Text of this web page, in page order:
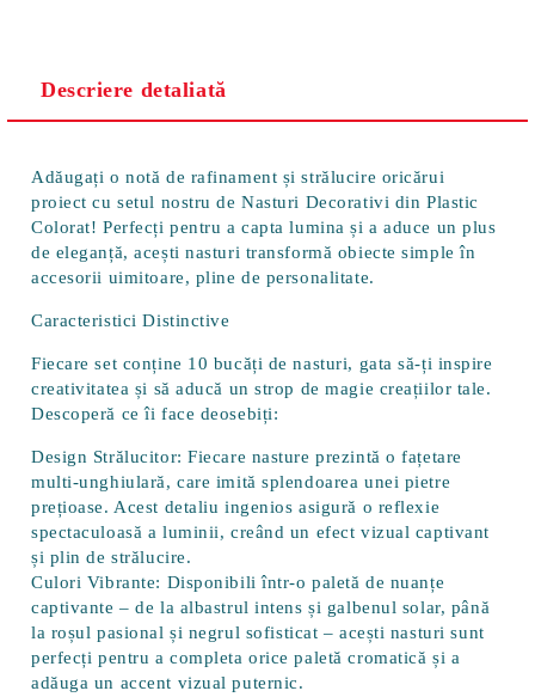
Descriere detaliată
Adăugați o notă de rafinament și strălucire oricărui
proiect cu setul nostru deNasturi Decorativi din Plastic
Colorat! Perfecți pentru a capta lumina și a aduce un plus
de eleganță, acești nasturi transformă obiecte simple în
accesorii uimitoare, pline de personalitate.
Caracteristici Distinctive
Fiecare set conține 10 bucăți de nasturi, gata să-ți inspire
creativitatea și să aducă un strop de magie creațiilor tale.
Descoperă ce îi face deosebiți:
Design Strălucitor: Fiecare nasture prezintă ofațetare
multi-unghiulară, care imită splendoarea unei pietre
prețioase. Acest detaliu ingenios asigură o reflexie
spectaculoasă a luminii, creând un efect vizual captivant
și plin de strălucire.
Culori Vibrante: Disponibili într-o paletă de nuanțe
captivante – de la albastrul intens și galbenul solar, până
la roșul pasional și negrul sofisticat – acești nasturi sunt
perfecți pentru a completa orice paletă cromatică și a
adăuga un accent vizual puternic.